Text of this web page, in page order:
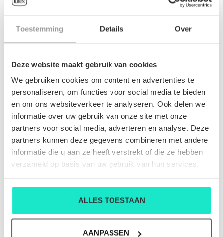
Toestemming Details Over
Deze website maakt gebruik van cookies
We gebruiken cookies om content en advertenties te
personaliseren, om functies voor social media te bieden
en om ons websiteverkeer te analyseren. Ook delen we
informatie over uw gebruik van onze site met onze
partners voor social media, adverteren en analyse. Deze
partners kunnen deze gegevens combineren met andere
informatie die u aan ze heeft verstrekt of die ze hebben
verzameld op basis van uw gebruik van hun services.
ALLES TOESTAAN
AANPASSEN
€149,00
HEREN-PULL GRAN SASSO HEREN-PULL GRAN SASSO